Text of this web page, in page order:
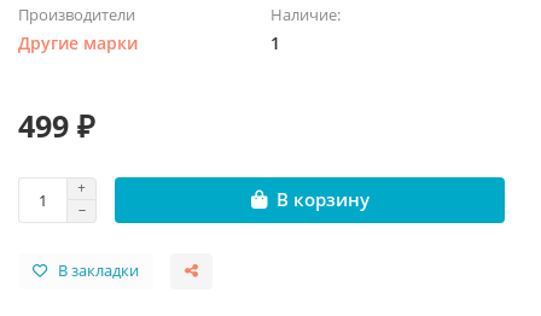
Производители
Другие марки
Наличие:
1
499 ₽
В корзину
В закладки